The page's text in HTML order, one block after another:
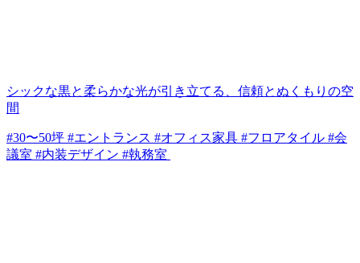
シックな黒と柔らかな光が引き立てる、信頼とぬくもりの空
間
#30〜50坪 #エントランス #オフィス家具 #フロアタイル #会
議室 #内装デザイン #執務室